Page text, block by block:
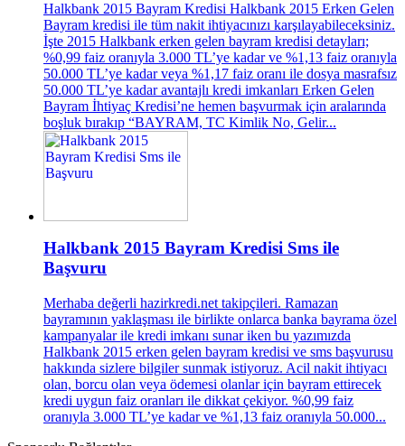
Halkbank 2015 Bayram Kredisi Halkbank 2015 Erken Gelen
Bayram kredisi ile tüm nakit ihtiyacınızı karşılayabileceksiniz.
İşte 2015 Halkbank erken gelen bayram kredisi detayları;
%0,99 faiz oranıyla 3.000 TL’ye kadar ve %1,13 faiz oranıyla
50.000 TL’ye kadar veya %1,17 faiz oranı ile dosya masrafsız
50.000 TL’ye kadar avantajlı kredi imkanları Erken Gelen
Bayram İhtiyaç Kredisi’ne hemen başvurmak için aralarında
boşluk bırakıp “BAYRAM, TC Kimlik No, Gelir...
Halkbank 2015 Bayram Kredisi Sms ile
Başvuru
Merhaba değerli hazirkredi.net takipçileri. Ramazan
bayramının yaklaşması ile birlikte onlarca banka bayrama özel
kampanyalar ile kredi imkanı sunar iken bu yazımızda
Halkbank 2015 erken gelen bayram kredisi ve sms başvurusu
hakkında sizlere bilgiler sunmak istiyoruz. Acil nakit ihtiyacı
olan, borcu olan veya ödemesi olanlar için bayram ettirecek
kredi uygun faiz oranları ile dikkat çekiyor. %0,99 faiz
oranıyla 3.000 TL’ye kadar ve %1,13 faiz oranıyla 50.000...